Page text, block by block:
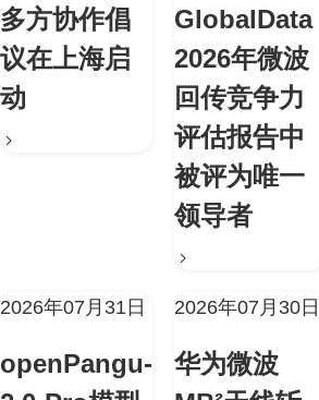
多方协作倡
议在上海启
动
GlobalData
2026年微波
回传竞争力
评估报告中
被评为唯一
领导者
2026年07月31日
openPangu-
2026年07月30日
华为微波